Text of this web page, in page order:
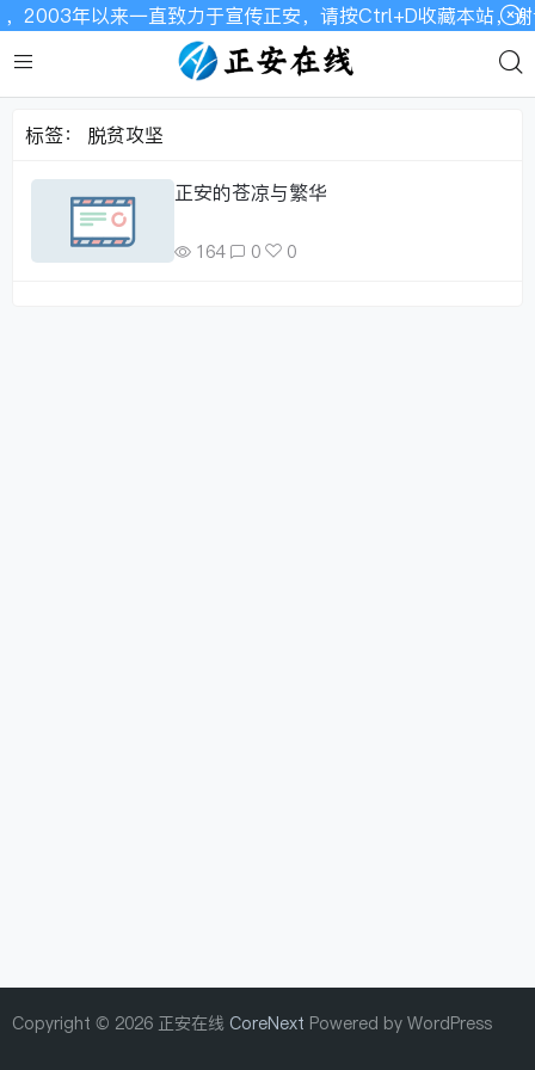
2003年以来一直致力于宣传正安，请按Ctrl+D收藏本站，
标签： 脱贫攻坚
正安的苍凉与繁华
164 0 0
Copyright © 2026 正安在线 CoreNext Powered by WordPress